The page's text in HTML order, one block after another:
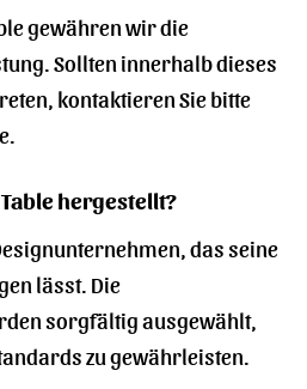
gewähren wir die
Sollten innerhalb dieses
kontaktieren Sie bitte
hergestellt?
das seine
lässt. Die
sorgfältig ausgewählt,
zu gewährleisten.